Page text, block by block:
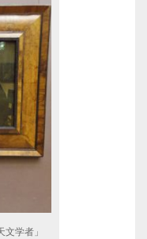
学者」